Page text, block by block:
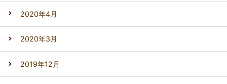
2020年4月
2020年3月
2019年12月